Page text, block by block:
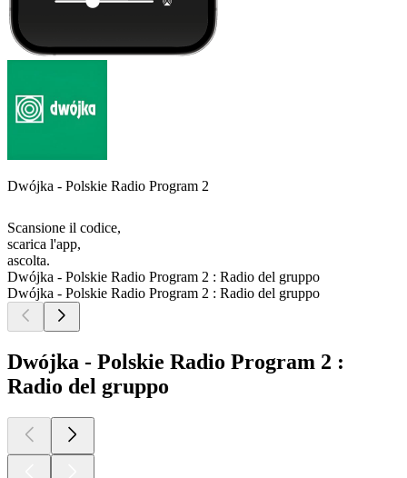
Dwójka - Polskie Radio Program 2
Scansione il codice,
scarica l'app,
ascolta.
Dwójka - Polskie Radio Program 2 : Radio del gruppo
Dwójka - Polskie Radio Program 2 : Radio del gruppo
Dwójka - Polskie Radio Program 2 :
Radio del gruppo